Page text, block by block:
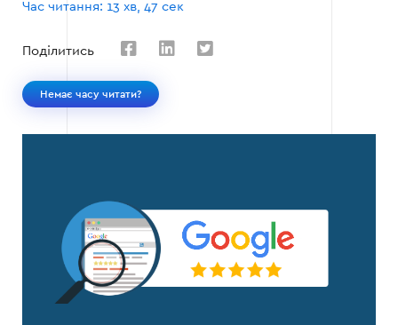
Час читання: 13 хв, 47 сек
Поділитись
Немає часу читати?